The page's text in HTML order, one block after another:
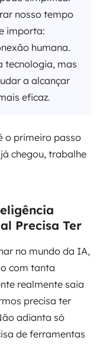
nosso tempo
importa:
humana.
tecnologia, mas
a alcançar
eficaz.
o primeiro passo
chegou, trabalhe
Precisa Ter
no mundo da IA,
com tanta
realmente saia
precisa ter
adianta só
de ferramentas